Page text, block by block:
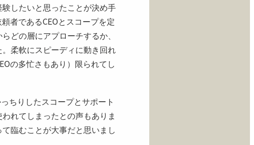
したいと思ったことが決め手
者であるCEOとスコープを定
どの層にアプローチするか、
柔軟にスピーディに動き回れ
の多忙さもあり）限られてし
ちりしたスコープとサポート
れてしまったとの声もありま
臨むことが大事だと思いまし